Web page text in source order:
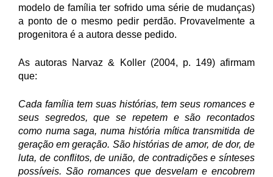
modelo de família ter sofrido uma série de mudanças)
a ponto de o mesmo pedir perdão. Provavelmente a
progenitora é a autora desse pedido.
As autoras Narvaz & Koller (2004, p. 149) afirmam
que:
Cada família tem suas histórias, tem seus romances e
seus segredos, que se repetem e são recontados
como numa saga, numa história mítica transmitida de
geração em geração. São histórias de amor, de dor, de
luta, de conflitos, de união, de contradições e sínteses
possíveis. São romances que desvelam e encobrem